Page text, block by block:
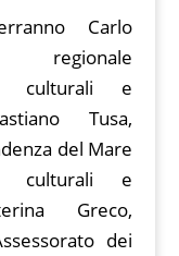
Carlo
regionale
culturali e
Tusa,
del Mare
culturali e
Greco,
dei